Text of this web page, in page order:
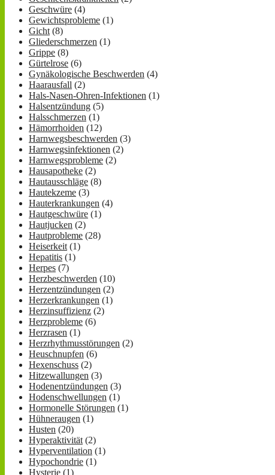
Geschwüre (4)
Gewichtsprobleme (1)
Gicht(8)
Gliederschmerzen (1)
Grippe (8)
Gürtelrose (6)
Gynäkologische Beschwerden (4)
Haarausfall (2)
Hals-Nasen-Ohren-Infektionen (1)
Halsentzündung (5)
Halsschmerzen (1)
Hämorrhoiden (12)
Harnwegsbeschwerden (3)
Harnwegsinfektionen (2)
Harnwegsprobleme (2)
Hausapotheke (2)
Hautausschläge (8)
Hautekzeme (3)
Hauterkrankungen (4)
Hautgeschwüre (1)
Hautjucken (2)
Hautprobleme (28)
Heiserkeit(1)
Hepatitis (1)
Herpes (7)
Herzbeschwerden (10)
Herzentzündungen (2)
Herzerkrankungen (1)
Herzinsuffizienz (2)
Herzprobleme (6)
Herzrasen (1)
Herzrhythmusstörungen (2)
Heuschnupfen (6)
Hexenschuss (2)
Hitzewallungen (3)
Hodenentzündungen (3)
Hodenschwellungen (1)
Hormonelle Störungen (1)
Hühneraugen (1)
Husten (20)
Hyperaktivität(2)
Hyperventilation (1)
Hypochondrie (1)
Hysterie (1)